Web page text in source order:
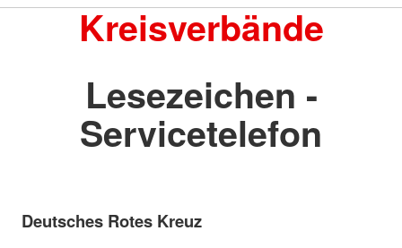
Kreisverbände
Lesezeichen -
Servicetelefon
Deutsches Rotes Kreuz